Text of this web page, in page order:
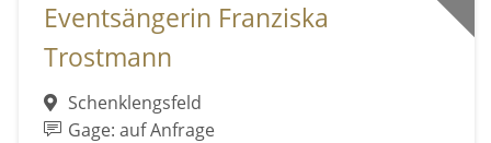
Eventsängerin Franziska
Trostmann
Schenklengsfeld
Gage: auf Anfrage